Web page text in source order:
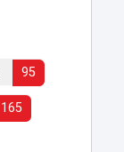
95
165